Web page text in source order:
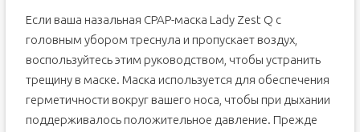
Если ваша назальная CPAP-маска Lady Zest Q с
головным убором треснула и пропускает воздух,
воспользуйтесь этим руководством, чтобы устранить
трещину в маске. Маска используется для обеспечения
герметичности вокруг вашего носа, чтобы при дыхании
поддерживалось положительное давление. Прежде